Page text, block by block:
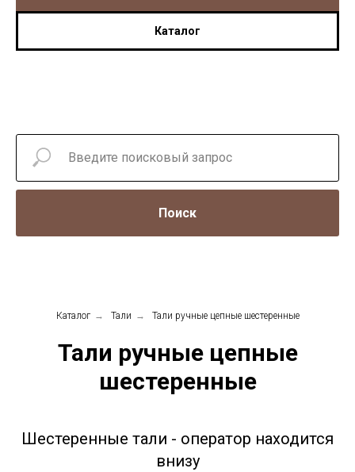
Каталог
Поиск
Каталог → Тали → Тали ручные цепные шестеренные
Тали ручные цепные
шестеренные
Шестеренные тали - оператор находится
внизу